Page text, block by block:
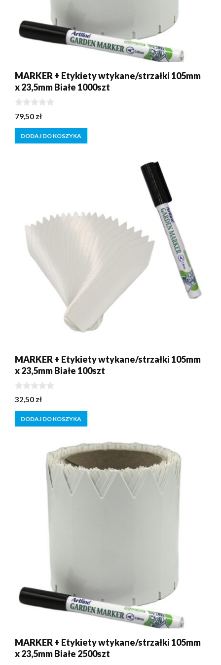
MARKER + Etykiety wtykane/strzałki 105mm
x 23,5mm Białe 1000szt
0
z
5
79,50 zł
DODAJ DO KOSZYKA
MARKER + Etykiety wtykane/strzałki 105mm
x 23,5mm Białe 100szt
0
z
5
32,50 zł
DODAJ DO KOSZYKA
MARKER + Etykiety wtykane/strzałki 105mm
x 23,5mm Białe 2500szt